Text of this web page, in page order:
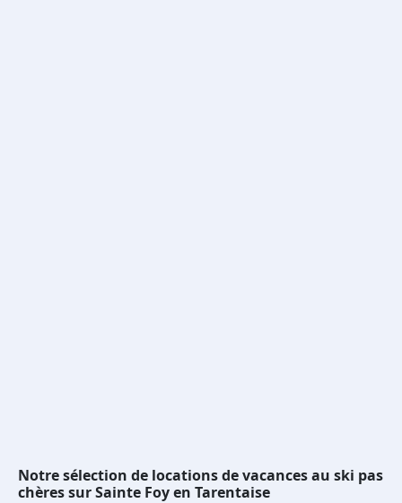
Notre sélection de locations de vacances au ski pas
chères sur Sainte Foy en Tarentaise